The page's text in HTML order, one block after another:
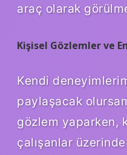
araç olarak
Kişisel Gözlemler ve
Kendi
paylaşacak
gözlem yaparken,
çalışanlar üzerinde